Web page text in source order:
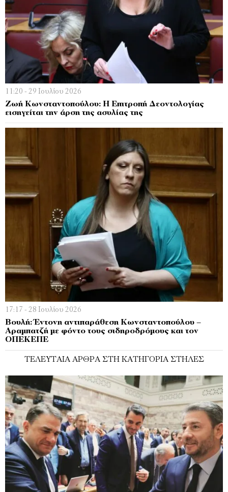
11:20 - 29 Ιουλίου 2026
Ζωή Κωνσταντοπούλου: Η Επιτροπή Δεοντολογίας
εισηγείται την άρση της ασυλίας της
17:17 - 28 Ιουλίου 2026
Βουλή: Έντονη αντιπαράθεση Κωνσταντοπούλου –
Αραμπατζή με φόντο τους σιδηροδρόμους και τον
ΟΠΕΚΕΠΕ
ΤΕΛΕΥΤΑΊΑ ΆΡΘΡΑ ΣΤΗ ΚΑΤΗΓΟΡΊΑ ΣΤΉΛΕΣ